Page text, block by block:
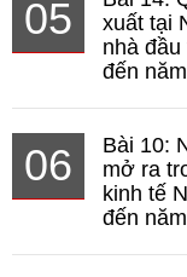
05
xuất tại
nhà
đến
06
Bài 10:
mở ra
kinh tế
đến